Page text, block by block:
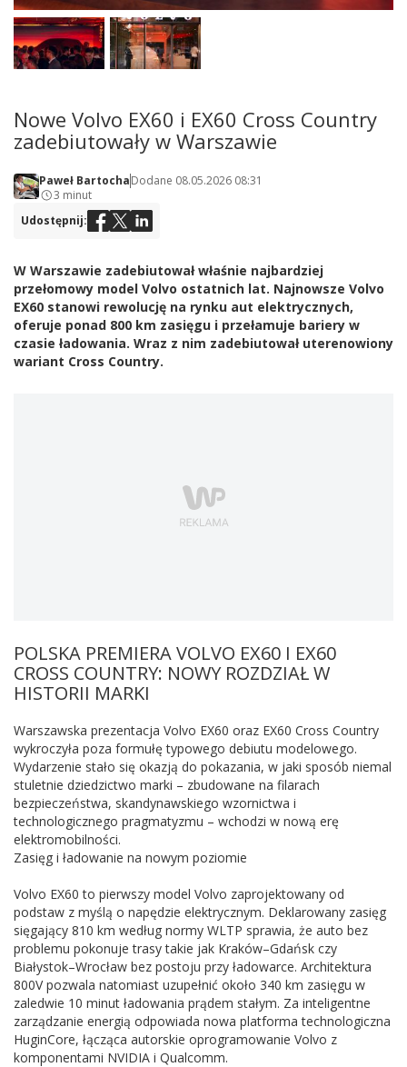
Nowe Volvo EX60 i EX60 Cross Country
zadebiutowały w Warszawie
Paweł BartochaDodane 08.05.2026 08:31
3 minut
Udostępnij:
W Warszawie zadebiutował właśnie najbardziej
przełomowy model Volvo ostatnich lat. Najnowsze Volvo
EX60 stanowi rewolucję na rynku aut elektrycznych,
oferuje ponad 800 km zasięgu i przełamuje bariery w
czasie ładowania. Wraz z nim zadebiutował uterenowiony
wariant Cross Country.
POLSKA PREMIERA VOLVO EX60 I EX60
CROSS COUNTRY: NOWY ROZDZIAŁ W
HISTORII MARKI
Warszawska prezentacja Volvo EX60 oraz EX60 Cross Country
wykroczyła poza formułę typowego debiutu modelowego.
Wydarzenie stało się okazją do pokazania, w jaki sposób niemal
stuletnie dziedzictwo marki – zbudowane na filarach
bezpieczeństwa, skandynawskiego wzornictwa i
technologicznego pragmatyzmu – wchodzi w nową erę
elektromobilności.
Zasięg i ładowanie na nowym poziomie
Volvo EX60 to pierwszy model Volvo zaprojektowany od
podstaw z myślą o napędzie elektrycznym. Deklarowany zasięg
sięgający 810 km według normy WLTP sprawia, że auto bez
problemu pokonuje trasy takie jak Kraków–Gdańsk czy
Białystok–Wrocław bez postoju przy ładowarce. Architektura
800V pozwala natomiast uzupełnić około 340 km zasięgu w
zaledwie 10 minut ładowania prądem stałym. Za inteligentne
zarządzanie energią odpowiada nowa platforma technologiczna
HuginCore, łącząca autorskie oprogramowanie Volvo z
komponentami NVIDIA i Qualcomm.